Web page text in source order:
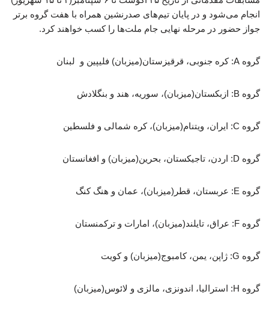
انجام می‌شود و در پایان تیم‌های صدرنشین همراه با هفت گروه برتر
جواز حضور در مرحله نهایی جام ملت‌ها را کسب خواهند کرد.
گروه A: کره جنوبی، قرقیزستان(میزبان) فلیپین و لبنان
گروه B: ازبکستان(میزبان)، سوریه، هند و بنگلادش
گروه C: ایران، ویتنام(میزبان)، کره شمالی و فلسطین
گروه D: اردن، تاجیکستان، بحرین(میزبان) و افغانستان
گروه E: عربستان، قطر(میزبان)، عمان و هنگ کنگ
گروه F: عراق، تایلند(میزبان)، امارات و ترکمنستان
گروه G: ژاپن، یمن، کامبوج(میزبان) و کویت
گروه H: استرالیا، اندونزی، مالزی و لائوس(میزبان)